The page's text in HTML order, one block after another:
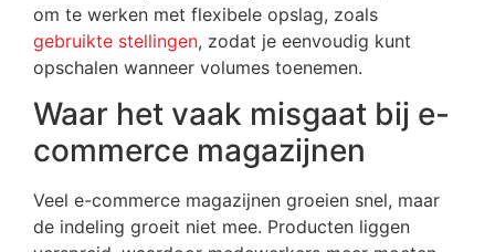
om te werken met flexibele opslag, zoals
gebruikte stellingen, zodat je eenvoudig kunt
opschalen wanneer volumes toenemen.
Waar het vaak misgaat bij e-
commerce magazijnen
Veel e-commerce magazijnen groeien snel, maar
de indeling groeit niet mee. Producten liggen